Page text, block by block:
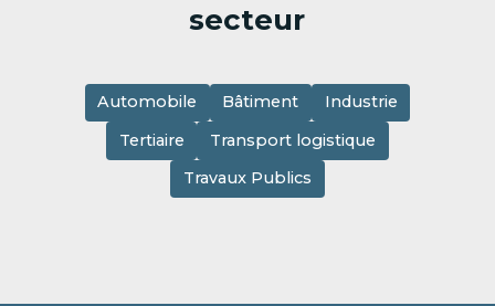
secteur
Automobile Bâtiment
Industrie
Tertiaire
Transport logistique
Travaux Publics